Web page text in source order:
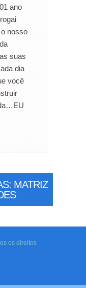
ano
nosso
suas
dia
você
MATRIZ
os direitos